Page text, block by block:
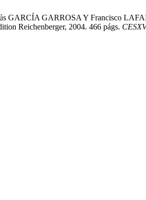
GARCÍA GARROSA Y Francisco
Reichenberger, 2004. 466 págs.